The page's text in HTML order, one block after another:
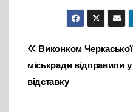
Навігація
записів
Виконком Черкаської
міськради відправили у
відставку